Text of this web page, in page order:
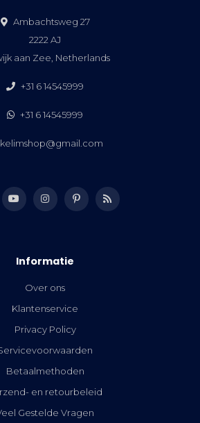
Ambachtsweg 27
2222 AJ
aan Zee, Netherlands
+31 6 14545999
+31 6 14545999
kelimshop@gmail.com
Informatie
Over ons
Klantenservice
Privacy Policy
Betaalmethoden
en retourbeleid
Gestelde Vragen